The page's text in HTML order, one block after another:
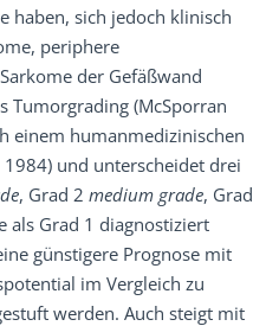
haben, sich jedoch klinisch
periphere
der Gefäßwand
Tumorgrading (McSporran
einem humanmedizinischen
und unterscheidet drei
, Grad 2 medium grade, Grad
als Grad 1 diagnostiziert
günstigere Prognose mit
im Vergleich zu
werden. Auch steigt mit